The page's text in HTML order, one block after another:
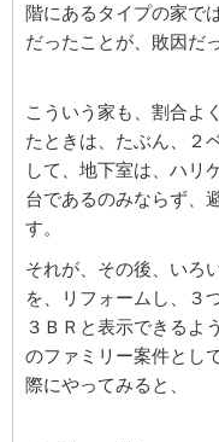
階にあるタイプの家で
だったことが、敗因だ
こういう家も、割合よ
たときは、たぶん、２
して、地下室は、ハリ
台であるのみならず、
す。
それが、その後、いろ
を、リフォームし、３
３ＢＲと表示できるよ
のファミリー案件とし
際にやってみると、